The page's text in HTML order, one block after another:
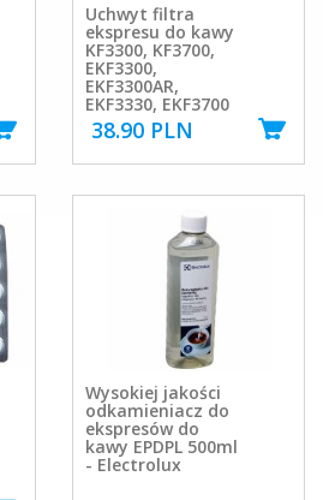
Uchwyt filtra
ekspresu do kawy
KF3300, KF3700,
EKF3300,
EKF3300AR,
EKF3330, EKF3700
38.90 PLN
Wysokiej jakości
odkamieniacz do
ekspresów do
kawy EPDPL 500ml
- Electrolux